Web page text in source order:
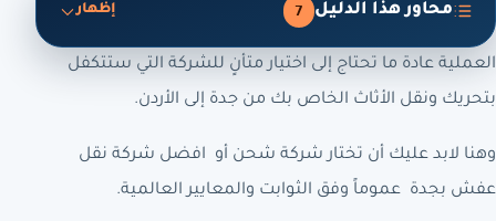
محاور هذا الدليل 7 إظهار
العملية عادة ما تحتاج إلى اختيار متأنٍ للشركة التي ستتكفل
بتحريك ونقل الأثاث الخاص بك من جدة إلى الأردن.
وهنا لابد عليك أن تختار شركة شحن أو افضل شركة نقل
عفش بجدة عموماً وفق الثوابت والمعايير العالمية.